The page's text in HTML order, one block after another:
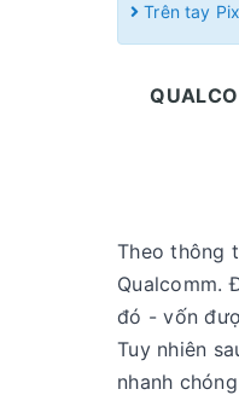
Trên tay
Theo thông
Qualcomm.
đó - vốn
Tuy nhiên
nhanh